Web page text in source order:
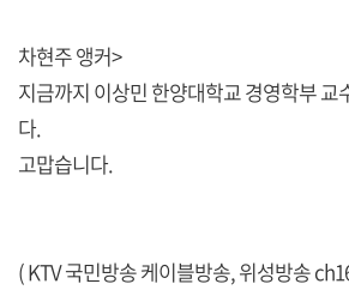
차현주 앵커>
지금까지 이상민 한양대학교 경영학부 교
다.
고맙습니다.
( KTV 국민방송 케이블방송, 위성방송